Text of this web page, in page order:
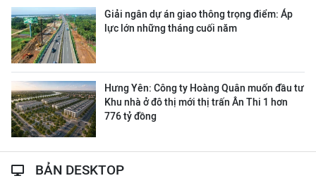
Giải ngân dự án giao thông trọng điểm: Áp
lực lớn những tháng cuối năm
Hưng Yên: Công ty Hoàng Quân muốn đầu tư
Khu nhà ở đô thị mới thị trấn Ân Thi 1 hơn
776 tỷ đồng
BẢN DESKTOP